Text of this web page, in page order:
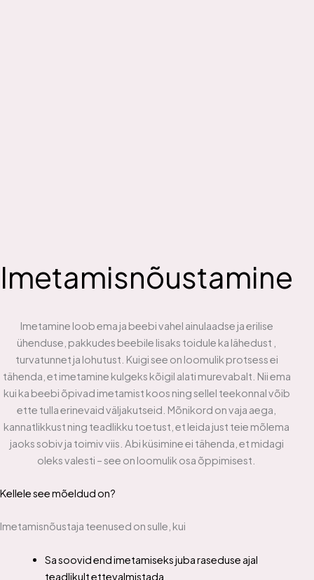
Imetamisnõustamine
Imetamine loob ema ja beebi vahel ainulaadse ja erilise
ühenduse, pakkudes beebile lisaks toidule ka lähedust ,
turvatunnet ja lohutust. Kuigi see on loomulik protsess ei
tähenda, et imetamine kulgeks kõigil alati murevabalt. Nii ema
kui ka beebi õpivad imetamist koos ning sellel teekonnal võib
ette tulla erinevaid väljakutseid. Mõnikord on vaja aega,
kannatlikkust ning teadlikku toetust, et leida just teie mõlema
jaoks sobiv ja toimiv viis. Abi küsimine ei tähenda, et midagi
oleks valesti – see on loomulik osa õppimisest.
Kellele see mõeldud on?
Imetamisnõustaja teenused on sulle, kui
Sa soovid end imetamiseks juba raseduse ajal
teadlikult ettevalmistada